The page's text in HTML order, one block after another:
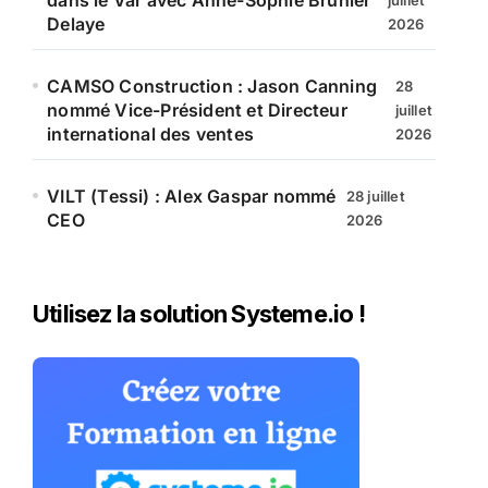
Delaye
2026
CAMSO Construction : Jason Canning
nommé Vice-Président et Directeur
international des ventes
28
juillet
2026
VILT (Tessi) : Alex Gaspar nommé
CEO
28 juillet
2026
Utilisez la solution Systeme.io !